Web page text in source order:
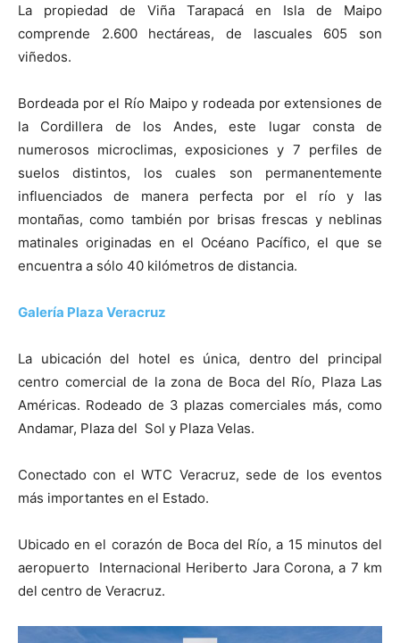
La propiedad de Viña Tarapacá en Isla de Maipo
comprende 2.600 hectáreas, de lascuales 605 son
viñedos.
Bordeada por el Río Maipo y rodeada por extensiones de
la Cordillera de los Andes, este lugar consta de
numerosos microclimas, exposiciones y 7 perfiles de
suelos distintos, los cuales son permanentemente
influenciados de manera perfecta por el río y las
montañas, como también por brisas frescas y neblinas
matinales originadas en el Océano Pacífico, el que se
encuentra a sólo 40 kilómetros de distancia.
Galería Plaza Veracruz
La ubicación del hotel es única, dentro del principal
centro comercial de la zona de Boca del Río, Plaza Las
Américas. Rodeado de 3 plazas comerciales más, como
Andamar, Plaza del Sol y Plaza Velas.
Conectado con el WTC Veracruz, sede de los eventos
más importantes en el Estado.
Ubicado en el corazón de Boca del Río, a 15 minutos del
aeropuerto Internacional Heriberto Jara Corona, a 7 km
del centro de Veracruz.